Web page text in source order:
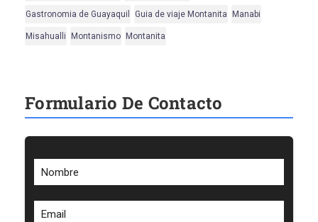
Gastronomia de Guayaquil Guia de viaje Montanita Manabi
Misahualli Montanismo Montanita
Formulario De Contacto
Nombre
Email